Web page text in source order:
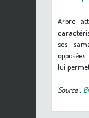
Arbre
ses
lui
Source :